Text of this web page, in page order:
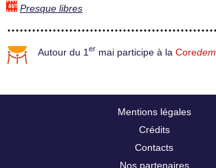
Presque libres
Autour du 1 er mai participe à la Coredem
Mentions légales
Crédits
Contacts
Nos partenaires